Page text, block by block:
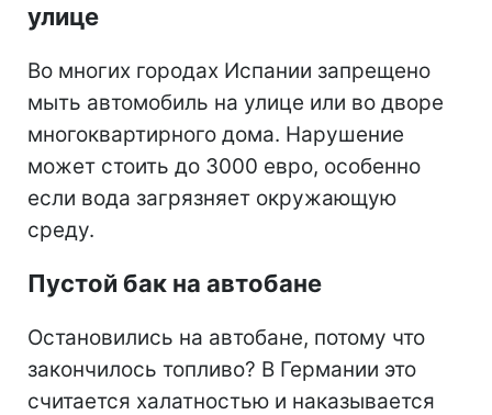
улице
Во многих городах Испании запрещено
мыть автомобиль на улице или во дворе
многоквартирного дома. Нарушение
может стоить до 3000 евро, особенно
если вода загрязняет окружающую
среду.
Пустой бак на автобане
Остановились на автобане, потому что
закончилось топливо? В Германии это
считается халатностью и наказывается